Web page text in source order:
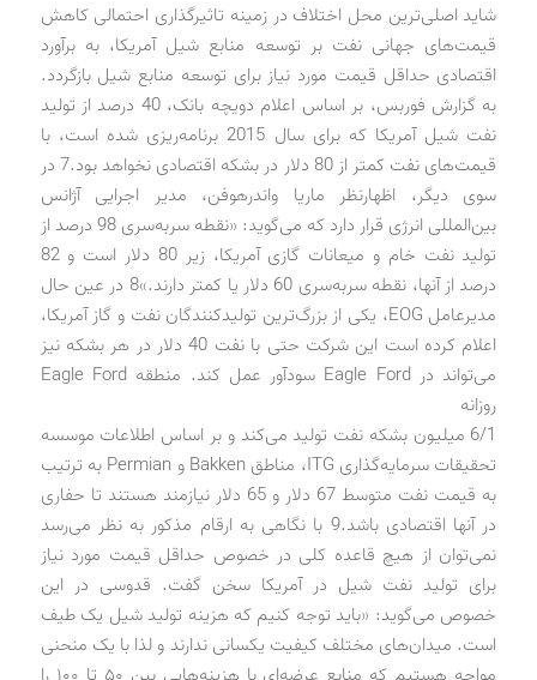
شاید اصلی‌ترین محل اختلاف در زمینه تاثیرگذاری احتمالی کاهش
قیمت‌های جهانی نفت بر توسعه منابع شیل آمریکا، به برآورد
اقتصادی حداقل قیمت مورد نیاز برای توسعه منابع شیل بازگردد.
به گزارش فوربس، بر اساس اعلام دویچه بانک، 40 درصد از تولید
نفت شیل آمریکا که برای سال 2015 برنامه‌ریزی شده است، با
قیمت‌های نفت کمتر از 80 دلار در بشکه اقتصادی نخواهد بود.7 در
سوی دیگر، اظهارنظر ماریا واندرهوفن، مدیر اجرایی آژانس
بین‌المللی انرژی قرار دارد که می‌گوید: «نقطه سربه‌سری 98 درصد از
تولید نفت خام و میعانات گازی آمریکا، زیر 80 دلار است و 82
درصد از آنها، نقطه سربه‌سری 60 دلار یا کمتر دارند.»8 در عین حال
مدیرعامل EOG، یکی از بزرگ‌ترین تولیدکنندگان نفت و گاز آمریکا،
اعلام کرده است این شرکت حتی با نفت 40 دلار در هر بشکه نیز
می‌تواند در Eagle Ford سودآور عمل کند. منطقه Eagle Ford
روزانه
6/1 میلیون بشکه نفت تولید می‌کند و بر اساس اطلاعات موسسه
تحقیقات سرمایه‌گذاری ITG، مناطق Bakken و Permian به ترتیب
به قیمت نفت متوسط 67 دلار و 65 دلار نیازمند هستند تا حفاری
در آنها اقتصادی باشد.9 با نگاهی به ارقام مذکور به نظر می‌رسد
نمی‌توان از هیچ قاعده کلی در خصوص حداقل قیمت مورد نیاز
برای تولید نفت شیل در آمریکا سخن گفت. قدوسی در این
خصوص می‌گوید: «باید توجه کنیم که هزینه تولید شیل یک طیف
است. میدان‌های مختلف کیفیت یکسانی ندارند و لذا با یک منحنی